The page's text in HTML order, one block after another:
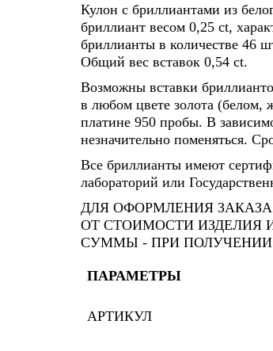
Кулон с бриллиантами из
бриллиант весом 0,25 ct,
бриллианты в количестве 46
Общий вес вставок 0,54 ct.
Возможны вставки
в любом цвете золота (белом,
платине 950 пробы. В
незначительно поменяться.
Все бриллианты имеют
лабораторий или
ДЛЯ ОФОРМЛЕНИЯ ЗАКАЗА
ОТ СТОИМОСТИ ИЗДЕЛИЯ
СУММЫ - ПРИ ПОЛУЧЕНИИ
ПАРАМЕТРЫ
АРТИКУЛ